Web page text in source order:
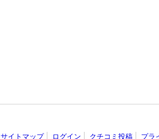
サイトマップ ログイン クチコミ投稿 プラ